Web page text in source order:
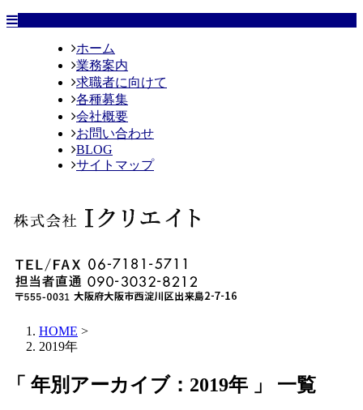
ホーム
業務案内
求職者に向けて
各種募集
会社概要
お問い合わせ
BLOG
サイトマップ
HOME >
2019年
「 年別アーカイブ：2019年 」 一覧